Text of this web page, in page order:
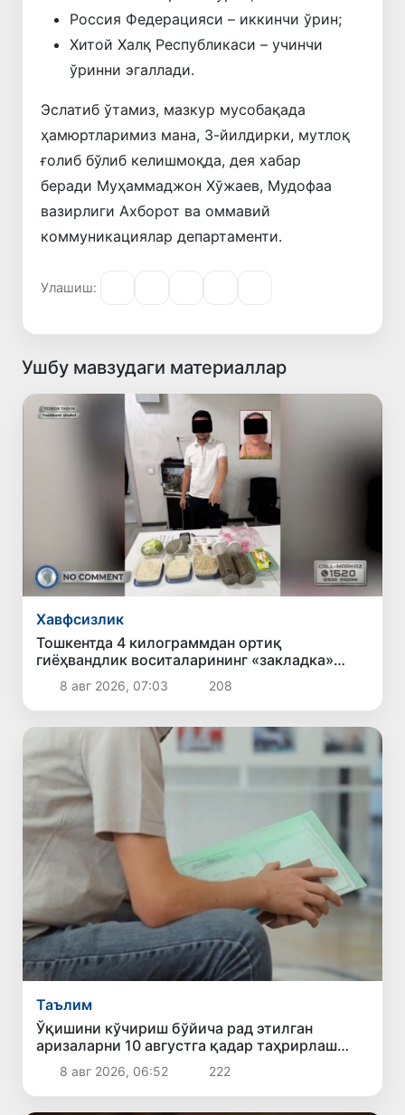
Россия Федерацияси – иккинчи ўрин;
Хитой Халқ Республикаси – учинчи
ўринни эгаллади.
Эслатиб ўтамиз, мазкур мусобақада
ҳамюртларимиз мана, 3-йилдирки, мутлоқ
ғолиб бўлиб келишмоқда, дея хабар
беради Муҳаммаджон Хўжаев, Мудофаа
вазирлиги Ахборот ва оммавий
коммуникациялар департаменти.
Улашиш:
Ушбу мавзудаги материаллар
Хавфсизлик
Тошкентда 4 килограммдан ортиқ
гиёҳвандлик воситаларининг «закладка»
усулида тарқатилишига чек қўйилди
8 авг 2026, 07:03 208
Таълим
Ўқишини кўчириш бўйича рад этилган
аризаларни 10 августга қадар таҳрирлаш
мумкин
8 авг 2026, 06:52 222